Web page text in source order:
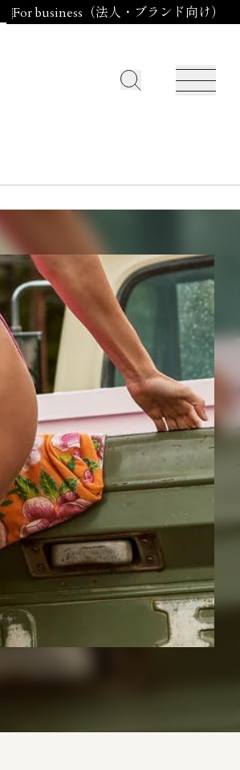
For business（法人・ブランド向け）